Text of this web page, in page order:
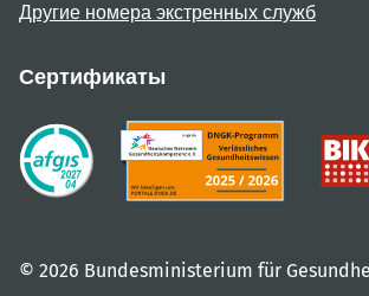
Другие номера экстренных служб
Сертификаты
© 2026 Bundesministerium für